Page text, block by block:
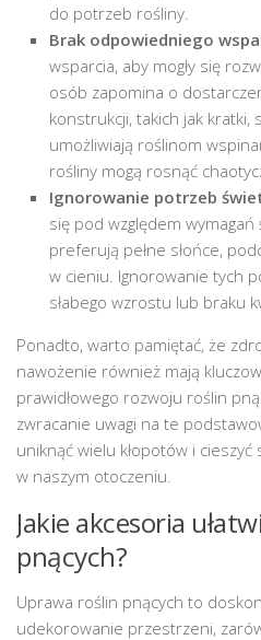
do potrzeb rośliny.
Brak odpowiedniego
wsparcia, aby mogły się
osób zapomina o
konstrukcji, takich jak kratki,
umożliwiają roślinom
rośliny mogą rosnąć
Ignorowanie potrzeb
się pod względem
preferują pełne słońce,
w cieniu. Ignorowanie tych
słabego wzrostu lub braku
Ponadto, warto pamiętać, że
nawożenie również mają
prawidłowego rozwoju roślin
zwracanie uwagi na te
uniknąć wielu kłopotów i
w naszym otoczeniu.
Jakie akcesoria
pnących?
Uprawa roślin pnących to
udekorowanie przestrzeni,